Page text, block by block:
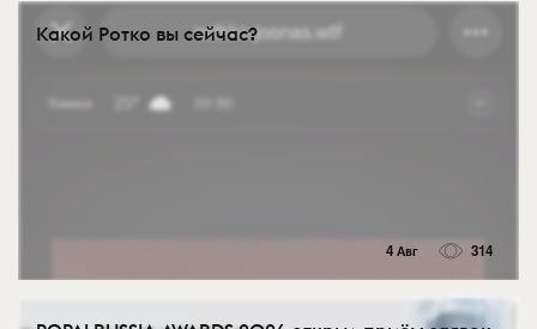
Какой Ротко вы сейчас?
4 Авг 314